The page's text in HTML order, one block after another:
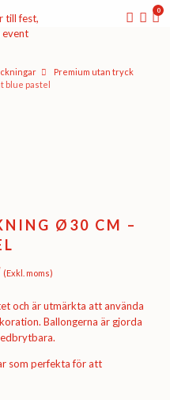
0
Premium utan tryck
blue pastel
Ø30 CM –
(Exkl. moms)
och är utmärkta att använda
Ballongerna är gjorda
som perfekta för att